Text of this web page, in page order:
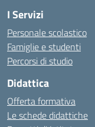
I Servizi
Personale scolastico
Famiglie e studenti
Percorsi di studio
Didattica
Offerta formativa
Le schede didattiche